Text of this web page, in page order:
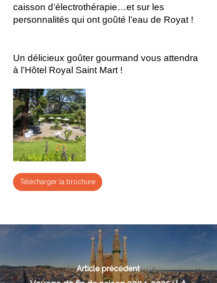
caisson d’électrothérapie…et sur les
personnalités qui ont goûté l’eau de Royat !
Un délicieux goûter gourmand vous attendra
à l’Hôtel Royal Saint Mart !
Télécharger la brochure
Article précédent